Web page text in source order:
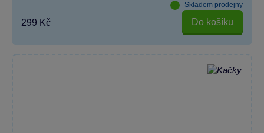
Skladem prodejny
299 Kč Do košíku